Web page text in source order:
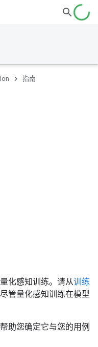
指南
化感知训练。请从训练
管量化感知训练在模型
助您确定它与您的用例